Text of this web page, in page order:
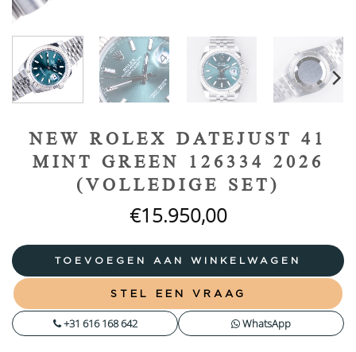
NEW ROLEX DATEJUST 41
MINT GREEN 126334 2026
(VOLLEDIGE SET)
€15.950,00
TOEVOEGEN AAN WINKELWAGEN
STEL EEN VRAAG
+31 616 168 642 WhatsApp